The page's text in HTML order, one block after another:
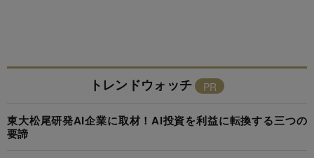
トレンドウォッチ
東大松尾研発AI企業に取材！AI投資を利益に転換する三つの
要諦